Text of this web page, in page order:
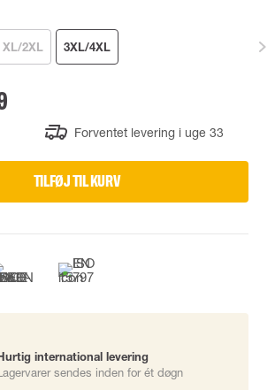
XL/2XL 3XL/4XL
Forventet levering i uge 33
TILFØJ TIL KURV
international levering
sendes inden for ét døgn